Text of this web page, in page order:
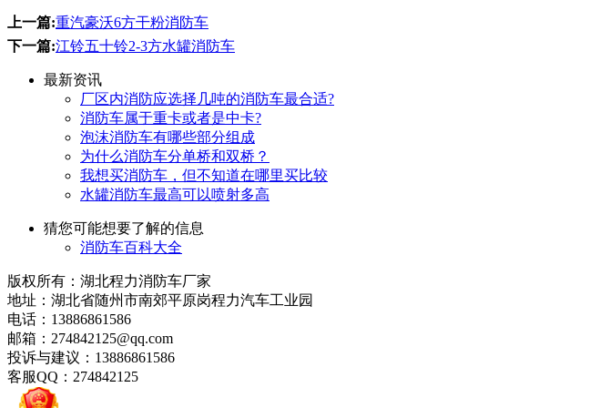
上一篇:重汽豪沃6方干粉消防车
下一篇:江铃五十铃2-3方水罐消防车
最新资讯
厂区内消防应选择几吨的消防车最合适?
消防车属于重卡或者是中卡?
泡沫消防车有哪些部分组成
为什么消防车分单桥和双桥？
我想买消防车，但不知道在哪里买比较
水罐消防车最高可以喷射多高
猜您可能想要了解的信息
消防车百科大全
版权所有：湖北程力消防车厂家
地址：湖北省随州市南郊平原岗程力汽车工业园
电话：13886861586
邮箱：274842125@qq.com
投诉与建议：13886861586
客服QQ：274842125